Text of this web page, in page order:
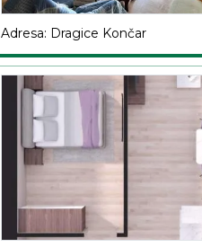
Adresa: Dragice Končar